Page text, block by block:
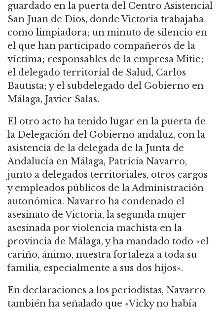
guardado en la puerta del Centro Asistencial
San Juan de Dios, donde Victoria trabajaba
como limpiadora; un minuto de silencio en
el que han participado compañeros de la
víctima; responsables de la empresa Mitie;
el delegado territorial de Salud, Carlos
Bautista; y el subdelegado del Gobierno en
Málaga, Javier Salas.
El otro acto ha tenido lugar en la puerta de
la Delegación del Gobierno andaluz, con la
asistencia de la delegada de la Junta de
Andalucía en Málaga, Patricia Navarro,
junto a delegados territoriales, otros cargos
y empleados públicos de la Administración
autonómica. Navarro ha condenado el
asesinato de Victoria, la segunda mujer
asesinada por violencia machista en la
provincia de Málaga, y ha mandado todo «el
cariño, ánimo, nuestra fortaleza a toda su
familia, especialmente a sus dos hijos».
En declaraciones a los periodistas, Navarro
también ha señalado que «Vicky no había